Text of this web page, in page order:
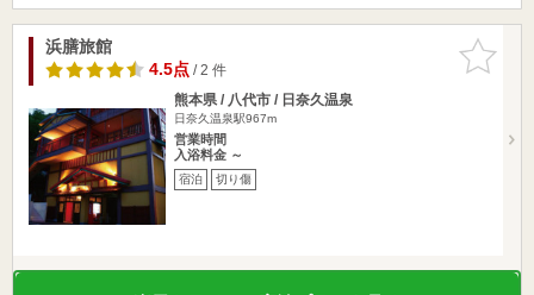
お気に入
りに追加
浜膳旅館
4.5点/ 2 件
熊本県 / 八代市 / 日奈久温泉
日奈久温泉駅967m
営業時間
入浴料金 ～
宿泊 切り傷